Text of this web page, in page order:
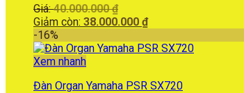
Giá:40.000.000₫
gốc
40.000.000 ₫.
Giảm còn: 38.000.000 ₫Giá
tại
-16%
Xem nhanh
Đàn Organ Yamaha PSR SX720